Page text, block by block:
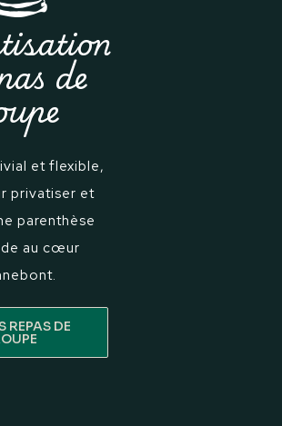
de
et flexible,
privatiser et
parenthèse
au cœur
REPAS DE